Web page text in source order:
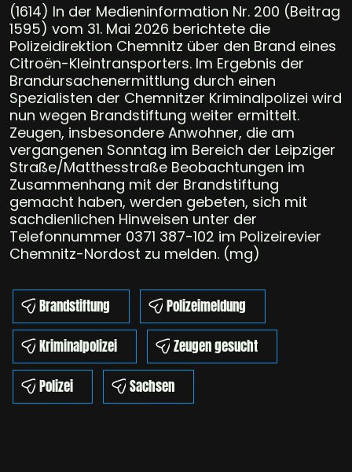
(1614) In der Medieninformation Nr. 200 (Beitrag
1595) vom 31. Mai 2026 berichtete die
Polizeidirektion Chemnitz über den Brand eines
Citroën-Kleintransporters. Im Ergebnis der
Brandursachenermittlung durch einen
Spezialisten der Chemnitzer Kriminalpolizei wird
nun wegen Brandstiftung weiter ermittelt.
Zeugen, insbesondere Anwohner, die am
vergangenen Sonntag im Bereich der Leipziger
Straße/Matthesstraße Beobachtungen im
Zusammenhang mit der Brandstiftung
gemacht haben, werden gebeten, sich mit
sachdienlichen Hinweisen unter der
Telefonnummer 0371 387-102 im Polizeirevier
Chemnitz-Nordost zu melden. (mg)
Brandstiftung
Polizeimeldung
Kriminalpolizei
Zeugen gesucht
Polizei
Sachsen